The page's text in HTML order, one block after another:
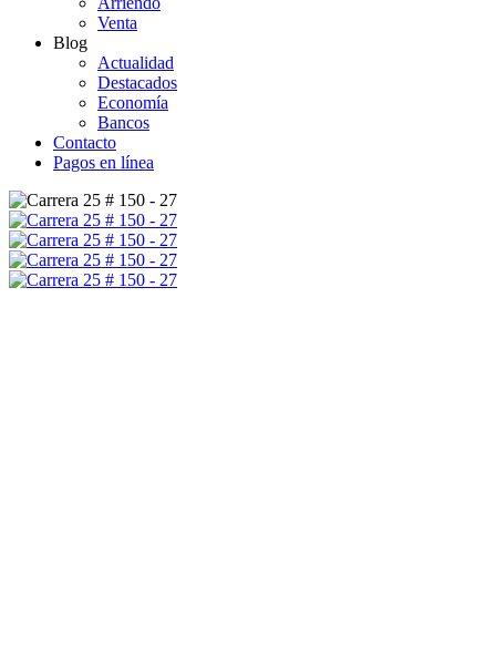
Venta
Blog
Actualidad
Destacados
Economía
Bancos
Contacto
Pagos en línea